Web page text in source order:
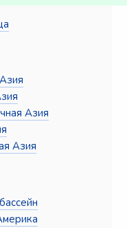
Азия
Азия